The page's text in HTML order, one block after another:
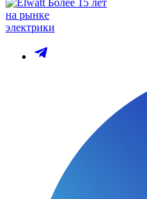
Более 15 лет
на рынке
электрики